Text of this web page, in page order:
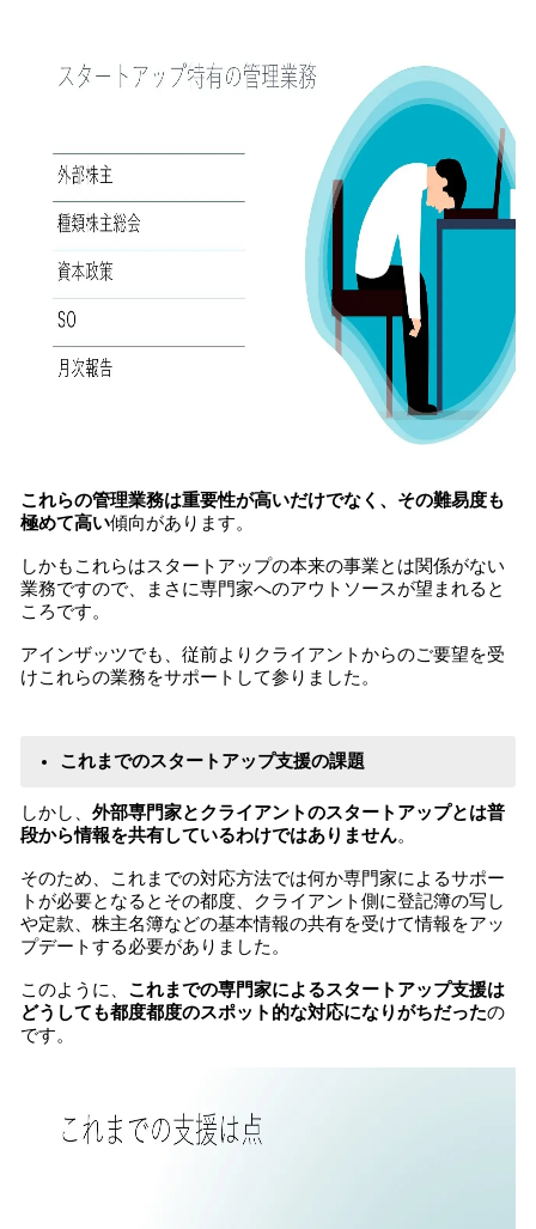
これらの管理業務は重要性が高いだけでなく、その難易度も
極めて高い傾向があります。
しかもこれらはスタートアップの本来の事業とは関係がない
業務ですので、まさに専門家へのアウトソースが望まれると
ころです。
アインザッツでも、従前よりクライアントからのご要望を受
けこれらの業務をサポートして参りました。
これまでのスタートアップ支援の課題
しかし、 外部専門家とクライアントのスタートアップとは普
段から情報を共有しているわけではありません。
そのため、これまでの対応方法では何か専門家によるサポー
トが必要となるとその都度、クライアント側に登記簿の写し
や定款、株主名簿などの基本情報の共有を受けて情報をアッ
プデートする必要がありました。
このように、 これまでの専門家によるスタートアップ支援は
どうしても都度都度のスポット的な対応になりがちだったの
です。